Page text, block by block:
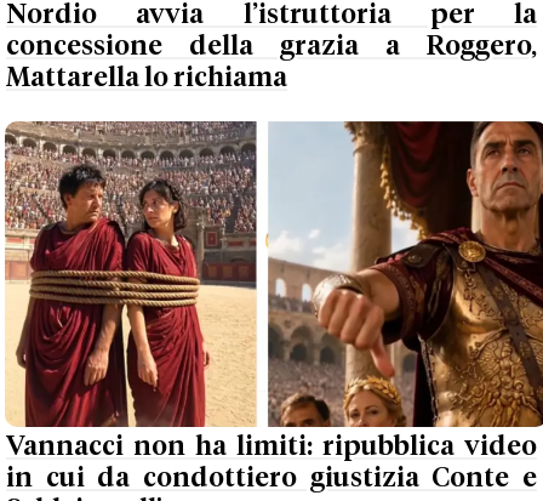
Nordio avvia l’istruttoria per la
concessione della grazia a Roggero,
Mattarella lo richiama
Vannacci non ha limiti: ripubblica video
in cui da condottiero giustizia Conte e